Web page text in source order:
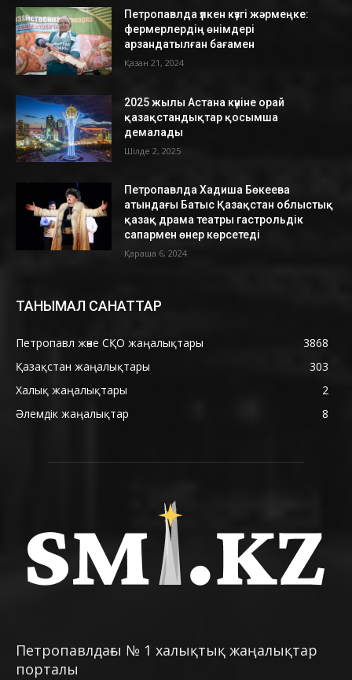
Петропавлда үлкен күзгі жәрмеңке:
фермерлердің өнімдері
арзандатылған бағамен
Қазан 21, 2024
2025 жылы Астана күніне орай
қазақстандықтар қосымша
демалады
Шілде 2, 2025
Петропавлда Хадиша Бөкеева
атындағы Батыс Қазақстан облыстық
қазақ драма театры гастрольдік
сапармен өнер көрсетеді
Қараша 6, 2024
ТАНЫМАЛ САНАТТАР
Петропавл және СҚО жаңалықтары
3868
Қазақстан жаңалықтары
303
Халық жаңалықтары
2
Әлемдік жаңалықтар
8
Петропавлдағы № 1 халықтық жаңалықтар
порталы